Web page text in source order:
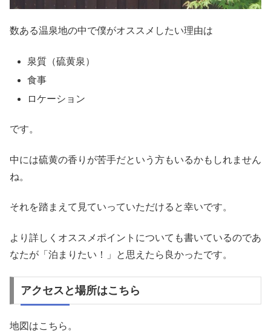
数ある温泉地の中で僕がオススメしたい理由は
泉質（硫黄泉）
食事
ロケーション
です。
中には硫黄の香りが苦手だという方もいるかもしれません
ね。
それを踏まえて見ていっていただけると幸いです。
より詳しくオススメポイントについても書いているのであ
なたが「泊まりたい！」と思えたら良かったです。
アクセスと場所はこちら
地図はこちら。